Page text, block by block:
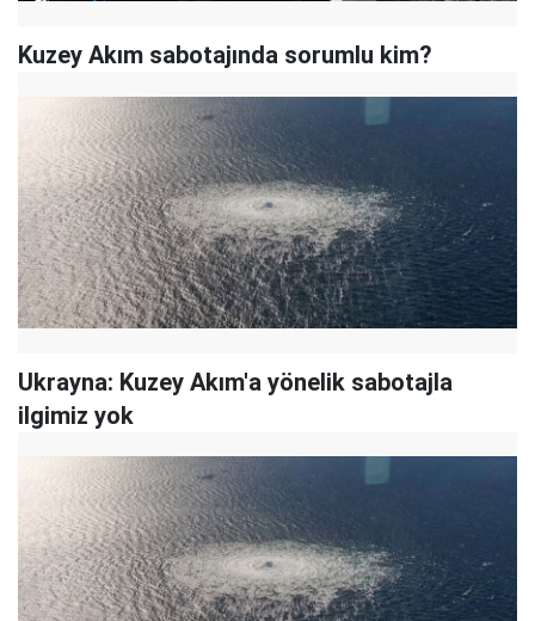
Kuzey Akım sabotajında sorumlu kim?
Ukrayna: Kuzey Akım'a yönelik sabotajla
ilgimiz yok